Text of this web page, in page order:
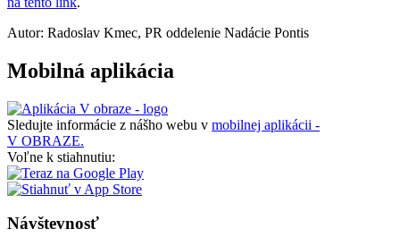
Autor: Radoslav Kmec, PR oddelenie Nadácie Pontis
Mobilná aplikácia
Sledujte informácie z nášho webu v mobilnej aplikácii -
V OBRAZE.
Voľne k stiahnutiu:
Návštevnosť